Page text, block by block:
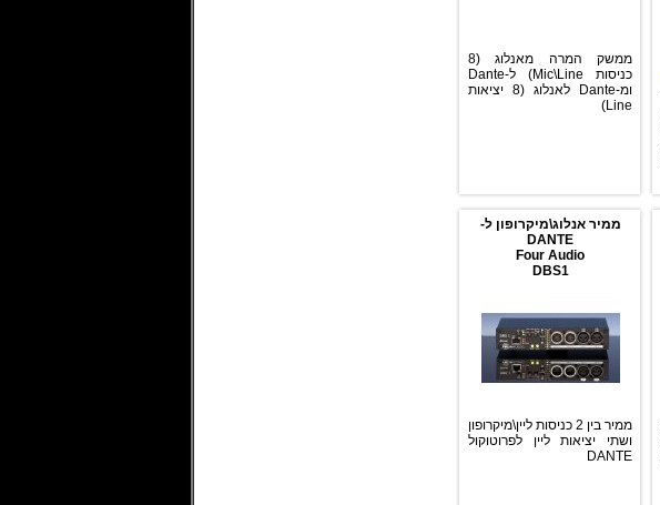
ממשק המרה מאנלוג (8
כניסות Mic\Line) ל-Dante
ומ-Dante לאנלוג (8 יציאות
Line)
ממיר אנלוג\מיקרופון ל-
DANTE
Four Audio
DBS1
ממיר בין 2 כניסות ליין\מיקרופון
ושתי יציאות ליין לפרוטוקול
DANTE